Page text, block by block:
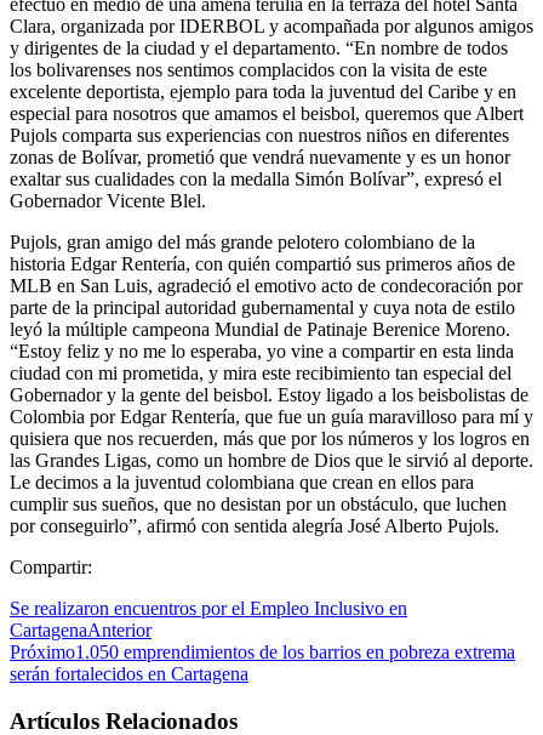
Clara, organizada por IDERBOL y acompañada por algunos amigos
y dirigentes de la ciudad y el departamento. “En nombre de todos
los bolivarenses nos sentimos complacidos con la visita de este
excelente deportista, ejemplo para toda la juventud del Caribe y en
especial para nosotros que amamos el beisbol, queremos que Albert
Pujols comparta sus experiencias con nuestros niños en diferentes
zonas de Bolívar, prometió que vendrá nuevamente y es un honor
exaltar sus cualidades con la medalla Simón Bolívar”, expresó el
Gobernador Vicente Blel.
Pujols, gran amigo del más grande pelotero colombiano de la
historia Edgar Rentería, con quién compartió sus primeros años de
MLB en San Luis, agradeció el emotivo acto de condecoración por
parte de la principal autoridad gubernamental y cuya nota de estilo
leyó la múltiple campeona Mundial de Patinaje Berenice Moreno.
“Estoy feliz y no me lo esperaba, yo vine a compartir en esta linda
ciudad con mi prometida, y mira este recibimiento tan especial del
Gobernador y la gente del beisbol. Estoy ligado a los beisbolistas de
Colombia por Edgar Rentería, que fue un guía maravilloso para mí y
quisiera que nos recuerden, más que por los números y los logros en
las Grandes Ligas, como un hombre de Dios que le sirvió al deporte.
Le decimos a la juventud colombiana que crean en ellos para
cumplir sus sueños, que no desistan por un obstáculo, que luchen
por conseguirlo”, afirmó con sentida alegría José Alberto Pujols.
Compartir:
Se realizaron encuentros por el Empleo Inclusivo en
CartagenaAnterior
Próximo1.050 emprendimientos de los barrios en pobreza extrema
serán fortalecidos en Cartagena
Artículos Relacionados